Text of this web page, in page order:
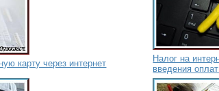
карту через интернет
Налог на
введения